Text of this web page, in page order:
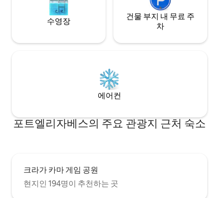
수영장
건물 부지 내 무료 주
차
에어컨
포트엘리자베스의 주요 관광지 근처 숙소
크라가 카마 게임 공원
현지인 194명이 추천하는 곳